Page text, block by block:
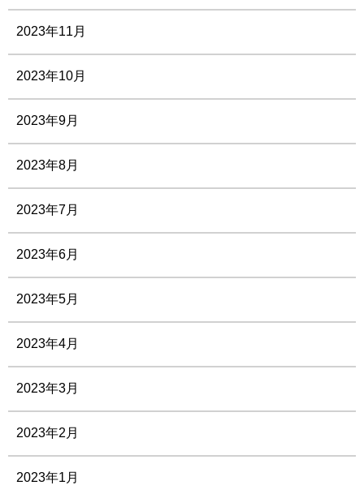
2023年11月
2023年10月
2023年9月
2023年8月
2023年7月
2023年6月
2023年5月
2023年4月
2023年3月
2023年2月
2023年1月